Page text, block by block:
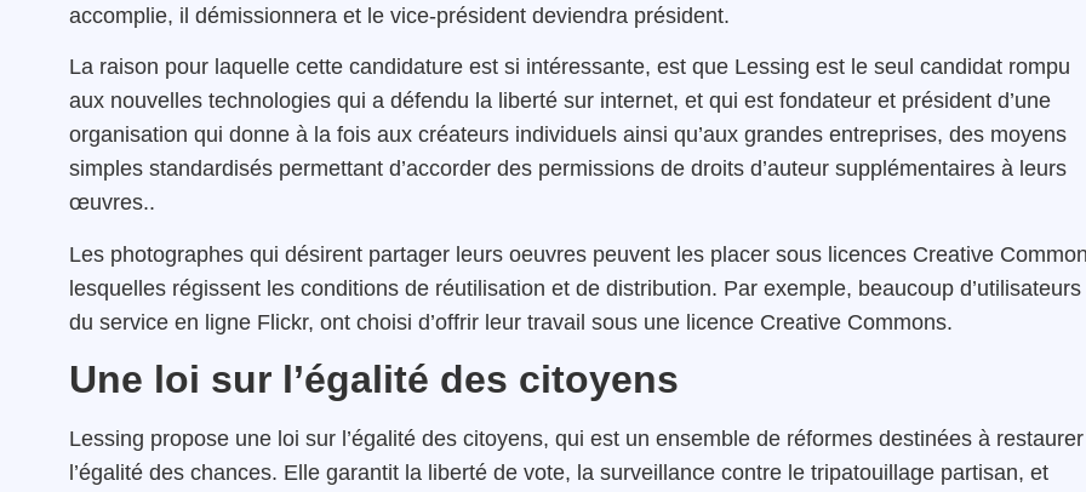
accomplie, il démissionnera et le vice-président deviendra président.
La raison pour laquelle cette candidature est si intéressante, est que Lessing est le seul candidat rompu
aux nouvelles technologies qui a défendu la liberté sur internet, et qui est fondateur et président d’une
organisation qui donne à la fois aux créateurs individuels ainsi qu’aux grandes entreprises, des moyens
simples standardisés permettant d’accorder des permissions de droits d’auteur supplémentaires à leurs
œuvres..
Les photographes qui désirent partager leurs oeuvres peuvent les placer sous licences Creative
lesquelles régissent les conditions de réutilisation et de distribution. Par exemple, beaucoup d’utilisateurs
du service en ligne Flickr, ont choisi d’offrir leur travail sous une licence Creative Commons.
Une loi sur l’égalité des citoyens
Lessing propose une loi sur l’égalité des citoyens, qui est un ensemble de réformes destinées à restaurer
l’égalité des chances. Elle garantit la liberté de vote, la surveillance contre le tripatouillage partisan, et